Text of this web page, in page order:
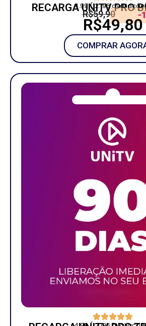
4.99 (12.196
RECARGA UNITV PRO
R$59,90 -
R$49,80
COMPRAR